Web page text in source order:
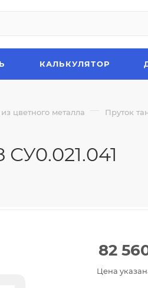
КАЛЬКУЛЯТОР
цветного металла — Пруток
82
Цена